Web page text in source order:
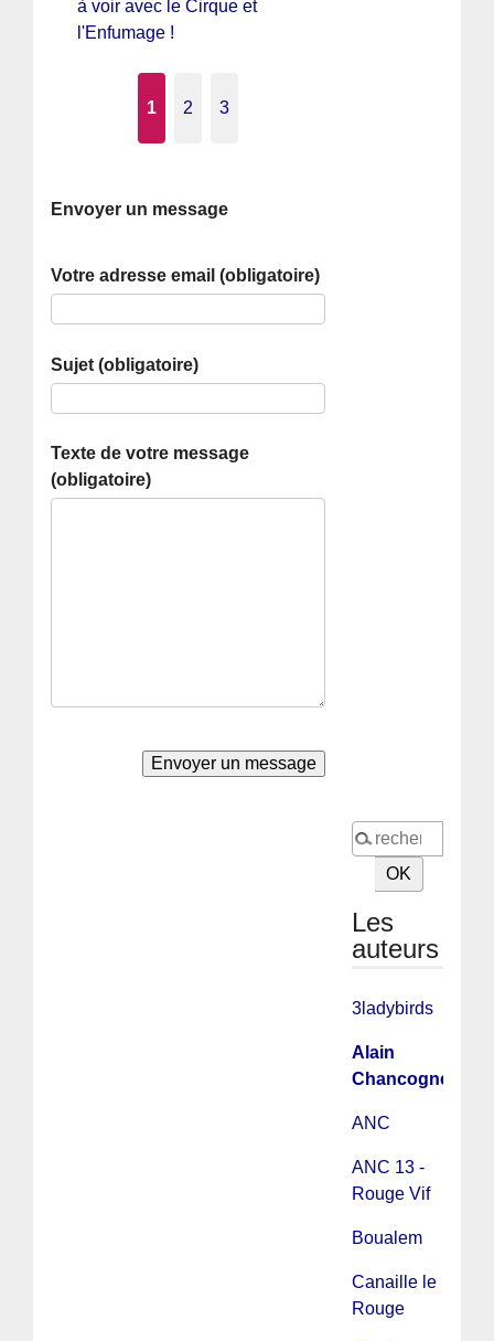
à voir avec le Cirque et
l'Enfumage !
1 2 3
Envoyer un message
Votre adresse email (obligatoire)
Sujet (obligatoire)
Texte de votre message
(obligatoire)
Les
auteurs
3ladybirds
Alain
Chancogne
ANC
ANC 13 -
Rouge Vif
Boualem
Canaille le
Rouge